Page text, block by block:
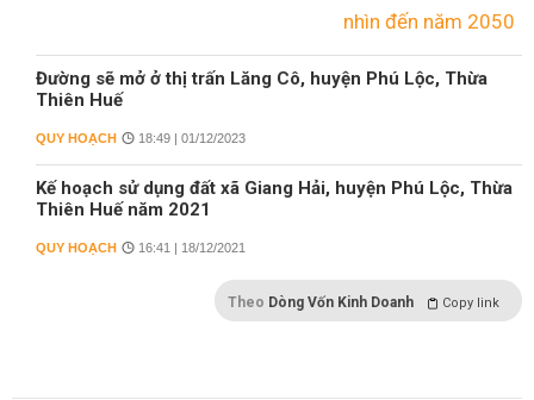
Đường sẽ mở ở thị trấn Lăng Cô, huyện Phú Lộc, Thừa
Thiên Huế
QUY HOẠCH 18:49 | 01/12/2023
Kế hoạch sử dụng đất xã Giang Hải, huyện Phú Lộc, Thừa
Thiên Huế năm 2021
QUY HOẠCH 16:41 | 18/12/2021
Theo Dòng Vốn Kinh Doanh Copy link